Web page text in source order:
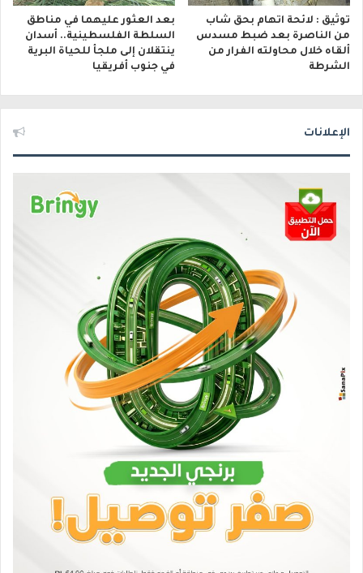
توثيق : لائحة اتهام بحق شاب
من الناصرة بعد ضبط مسدس
ألقاه خلال محاولته الفرار من
الشرطة
بعد العثور عليهما في مناطق
السلطة الفلسطينية.. أسدان
ينتقلان إلى ملجأ للحياة البرية
في جنوب أفريقيا
الإعلانات